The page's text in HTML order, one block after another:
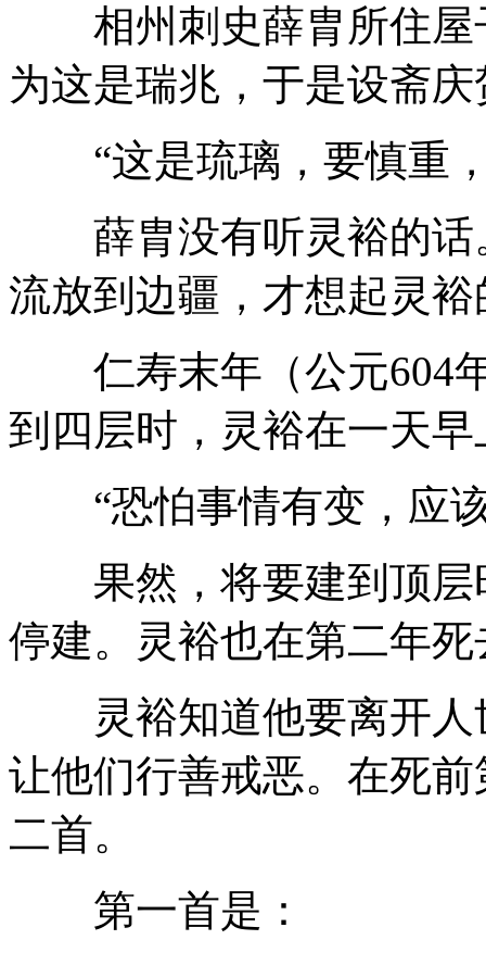
相州刺史薛胄所住屋
为这是瑞兆，于是设斋
“这是琉璃，要慎重，
薛胄没有听灵裕的话
流放到边疆，才想起灵
仁寿末年（公元604年
到四层时，灵裕在一天
“恐怕事情有变，应该
果然，将要建到顶层
停建。灵裕也在第二年死
灵裕知道他要离开人
让他们行善戒恶。在死
二首。
第一首是：